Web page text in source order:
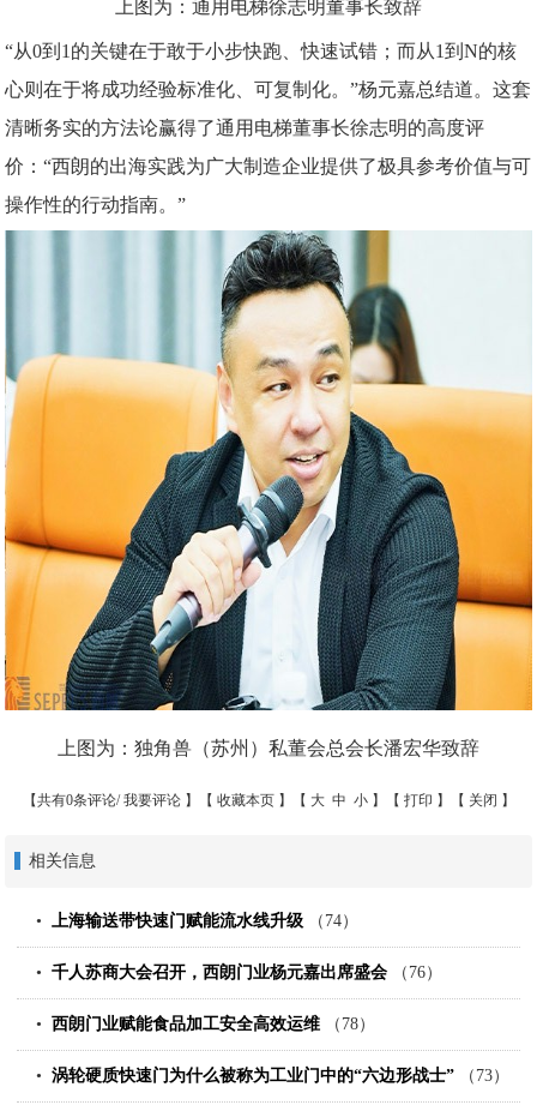
上图为：通用电梯徐志明董事长致辞
“从0到1的关键在于敢于小步快跑、快速试错；而从1到N的核
心则在于将成功经验标准化、可复制化。”杨元嘉总结道。这套
清晰务实的方法论赢得了通用电梯董事长徐志明的高度评
价：“西朗的出海实践为广大制造企业提供了极具参考价值与可
操作性的行动指南。”
上图为：独角兽（苏州）私董会总会长潘宏华致辞
【共有0条评论/ 我要评论 】【 收藏本页 】【 大 中 小 】【 打印 】【 关闭 】
相关信息
上海输送带快速门赋能流水线升级 （74）
千人苏商大会召开，西朗门业杨元嘉出席盛会 （76）
西朗门业赋能食品加工安全高效运维 （78）
涡轮硬质快速门为什么被称为工业门中的“六边形战士” （73）